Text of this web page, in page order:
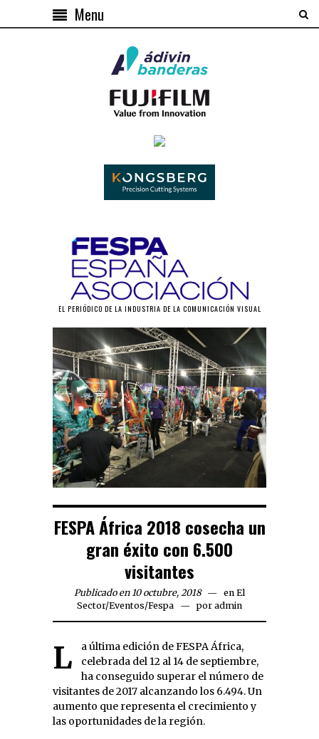
Menu
EL PERIÓDICO DE LA INDUSTRIA DE LA COMUNICACIÓN VISUAL
FESPA África 2018 cosecha un
gran éxito con 6.500
visitantes
Publicado en 10 octubre, 2018 en El
Sector/Eventos/Fespa por admin
La última edición de FESPA África,
celebrada del 12 al 14 de septiembre,
ha conseguido superar el número de
visitantes de 2017 alcanzando los 6.494. Un
aumento que representa el crecimiento y
las oportunidades de la región.